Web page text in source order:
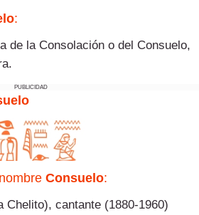
:
de la Consolación o del Consuelo,
PUBLICIDAD
Consuelo:
Chelito), cantante (1880-1960)